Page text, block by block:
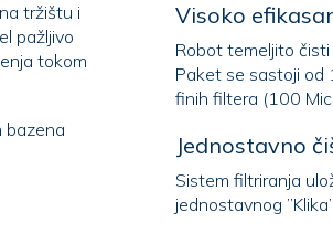
tržištu i
bazena
Visoko
Robot temeljito
Paket se sastoji od 1 seta ultra finih filtera (50 Micron
finih filtera (100
Jednostavno
Sistem filtriranja